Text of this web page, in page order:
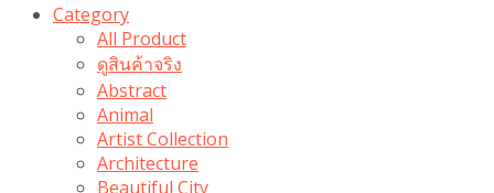
Category
All Product
ดูสินค้าจริง
Abstract
Animal
Artist Collection
Architecture
Beautiful City